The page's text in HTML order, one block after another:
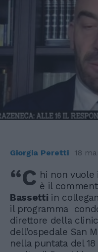
Giorgia Peretti 18
“C hi non vuole
è il
Bassetti in
il programma
direttore della
dell’ospedale San
nella puntata del